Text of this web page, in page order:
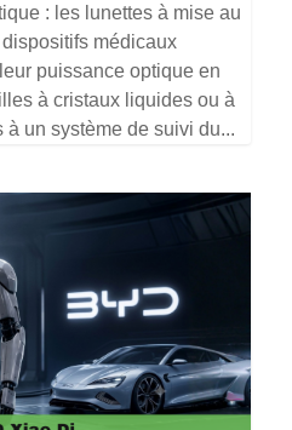
: les lunettes à mise au
médicaux
puissance optique en
à cristaux liquides ou à
un système de suivi du...